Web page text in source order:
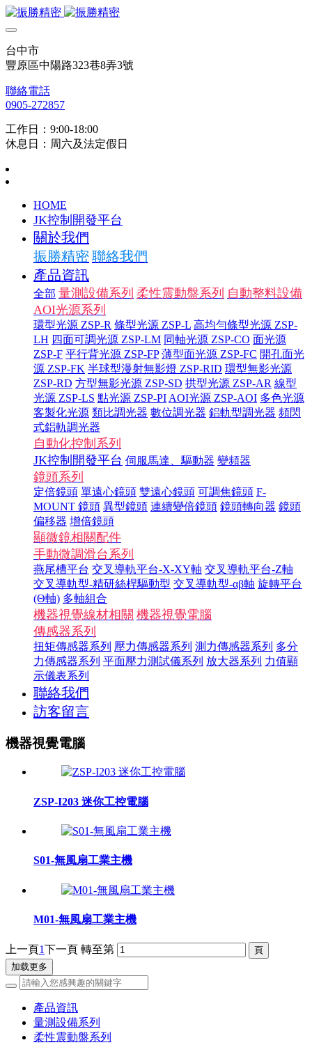
台中市
豐原區中陽路323巷8弄3號
聯絡電話
0905-272857
工作日：9:00-18:00
休息日：周六及法定假日
HOME
JK控制開發平台
關於我們
振勝精密聯絡我們
產品資訊
全部 量測設備系列 柔性震動盤系列 自動整料設備
AOI光源系列
環型光源 ZSP-R 條型光源 ZSP-L 高均勻條型光源 ZSP-
LH 四面可調光源 ZSP-LM 同軸光源 ZSP-CO 面光源
ZSP-F 平行背光源 ZSP-FP 薄型面光源 ZSP-FC 開孔面光
源 ZSP-FK 半球型漫射無影燈 ZSP-RID 環型無影光源
ZSP-RD 方型無影光源 ZSP-SD 拱型光源 ZSP-AR 線型
光源 ZSP-LS 點光源 ZSP-PI AOI光源 ZSP-AOI 多色光源
客製化光源 類比調光器 數位調光器 鋁軌型調光器 頻閃
式鋁軌調光器
自動化控制系列
JK控制開發平台 伺服馬達、驅動器 變頻器
鏡頭系列
定倍鏡頭 單遠心鏡頭 雙遠心鏡頭 可調焦鏡頭 F-
MOUNT 鏡頭 異型鏡頭 連續變倍鏡頭 鏡頭轉向器 鏡頭
偏移器 增倍鏡頭
顯微鏡相關配件
手動微調滑台系列
燕尾槽平台 交叉導軌平台-X-XY軸 交叉導軌平台-Z軸
交叉導軌型-精研絲桿驅動型 交叉導軌型-αβ軸 旋轉平台
(Θ軸) 多軸組合
機器視覺線材相關 機器視覺電腦
傳感器系列
扭矩傳感器系列 壓力傳感器系列 測力傳感器系列 多分
力傳感器系列 平面壓力測試儀系列 放大器系列 力值顯
示儀表系列
聯絡我們
訪客留言
機器視覺電腦
ZSP-I203 迷你工控電腦
S01-無風扇工業主機
M01-無風扇工業主機
上一頁1下一頁 轉至第
加载更多
產品資訊
量測設備系列
柔性震動盤系列